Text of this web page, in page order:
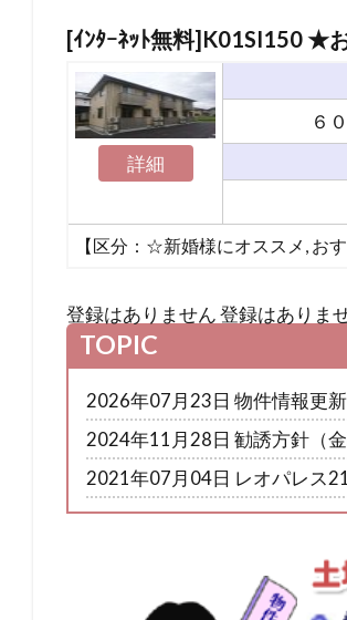
[ｲﾝﾀｰﾈｯﾄ無料]K01SI150★
詳細
６
【区分： ☆新婚様にオススメ , お
登録はありません登録はありま
TOPIC
2026年07月23日 物件情報更新
2024年11月28日 勧誘方針（
2021年07月04日 レオパレス